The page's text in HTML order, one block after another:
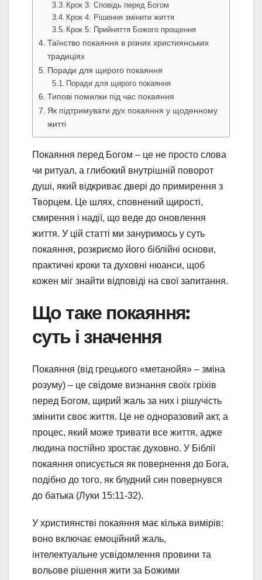
Крок 3: Сповідь перед Богом
Крок 4: Рішення змінити життя
Крок 5: Прийняття Божого прощення
Таїнство покаяння в різних християнських
традиціях
Поради для щирого покаяння
Поради для щирого покаяння
Типові помилки під час покаяння
Як підтримувати дух покаяння у щоденному
житті
Покаяння перед Богом – це не просто слова
чи ритуал, а глибокий внутрішній поворот
душі, який відкриває двері до примирення з
Творцем. Це шлях, сповнений щирості,
смирення і надії, що веде до оновлення
життя. У цій статті ми зануримось у суть
покаяння, розкриємо його біблійні основи,
практичні кроки та духовні нюанси, щоб
кожен міг знайти відповіді на свої запитання.
Що таке покаяння:
суть і значення
Покаяння (від грецького «метанойя» – зміна
розуму) – це свідоме визнання своїх гріхів
перед Богом, щирий жаль за них і рішучість
змінити своє життя. Це не одноразовий акт, а
процес, який може тривати все життя, адже
людина постійно зростає духовно. У Біблії
покаяння описується як повернення до Бога,
подібно до того, як блудний син повернувся
до батька (Луки 15:11-32).
У християнстві покаяння має кілька вимірів:
воно включає емоційний жаль,
інтелектуальне усвідомлення провини та
вольове рішення жити за Божими